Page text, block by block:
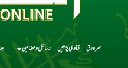
سرورق فتاوی پڑھیں رسائل و مضامین